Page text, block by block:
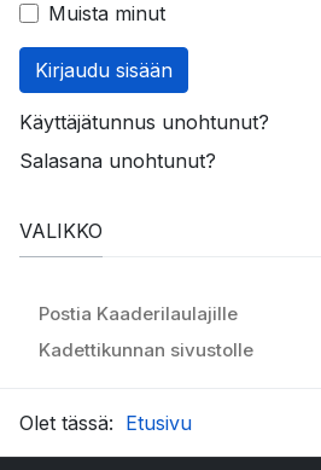
Muista minut
Kirjaudu sisään
Käyttäjätunnus unohtunut?
Salasana unohtunut?
VALIKKO
Postia Kaaderilaulajille
Kadettikunnan sivustolle
Olet tässä: Etusivu